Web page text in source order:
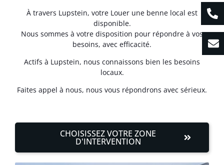
À travers Lupstein, votre Louer une benne local est
disponible.
Nous sommes à votre disposition pour répondre à vos
besoins, avec efficacité.
Actifs à Lupstein, nous connaissons bien les besoins
locaux.
Faites appel à nous, nous vous répondrons avec sérieux.
CHOISISSEZ VOTRE ZONE
D'INTERVENTION